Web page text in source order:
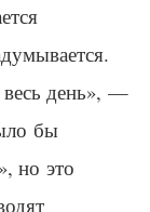
день», —
бы
но это